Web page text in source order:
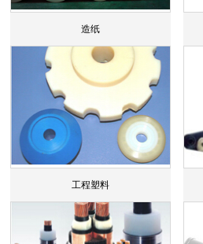
造纸
工程塑料